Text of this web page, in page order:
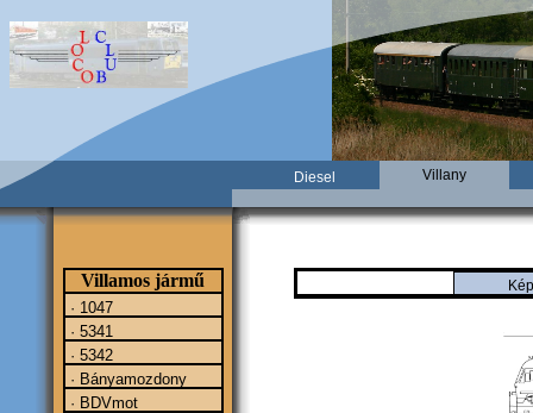
Diesel Villany
Villamos jármű
· 1047
· 5341
· 5342
· Bányamozdony
· BDVmot